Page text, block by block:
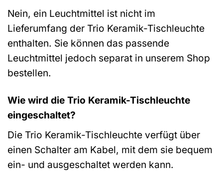
Nein, ein Leuchtmittel ist nicht im
Lieferumfang der Trio Keramik-Tischleuchte
enthalten. Sie können das passende
Leuchtmittel jedoch separat in unserem Shop
bestellen.
Wie wird die Trio Keramik-Tischleuchte
eingeschaltet?
Die Trio Keramik-Tischleuchte verfügt über
einen Schalter am Kabel, mit dem sie bequem
ein- und ausgeschaltet werden kann.